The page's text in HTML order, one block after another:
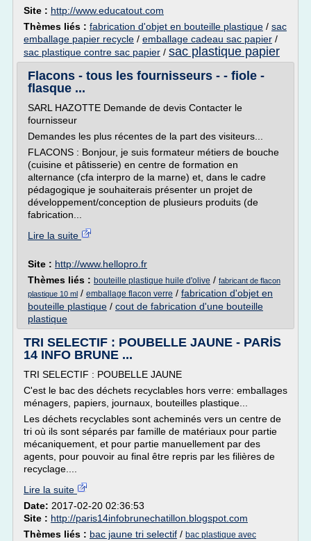
Site : http://www.educatout.com
Thèmes liés : fabrication d'objet en bouteille plastique / sac
emballage papier recycle / emballage cadeau sac papier /
sac plastique contre sac papier / sac plastique papier
Flacons - tous les fournisseurs - - fiole -
flasque ...
SARL HAZOTTE Demande de devis Contacter le
fournisseur
Demandes les plus récentes de la part des visiteurs...
FLACONS : Bonjour, je suis formateur métiers de bouche
(cuisine et pâtisserie) en centre de formation en
alternance (cfa interpro de la marne) et, dans le cadre
pédagogique je souhaiterais présenter un projet de
développement/conception de plusieurs produits (de
fabrication...
Lire la suite
Site : http://www.hellopro.fr
Thèmes liés : bouteille plastique huile d'olive / fabricant de flacon
plastique 10 ml / emballage flacon verre / fabrication d'objet en
bouteille plastique / cout de fabrication d'une bouteille
plastique
TRI SELECTIF : POUBELLE JAUNE - PARİS
14 INFO BRUNE ...
TRI SELECTIF : POUBELLE JAUNE
C'est le bac des déchets recyclables hors verre: emballages
ménagers, papiers, journaux, bouteilles plastique...
Les déchets recyclables sont acheminés vers un centre de
tri où ils sont séparés par famille de matériaux pour partie
mécaniquement, et pour partie manuellement par des
agents, pour pouvoir au final être repris par les filières de
recyclage....
Lire la suite
Date: 2017-02-20 02:36:53
Site : http://paris14infobrunechatillon.blogspot.com
Thèmes liés : bac jaune tri selectif / bac plastique avec